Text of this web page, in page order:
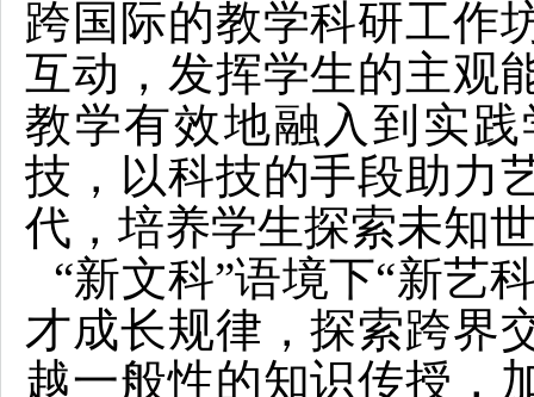
跨国际的教学科研工作
互动，发挥学生的主观
教学有效地融入到实
技，以科技的手段助力
代，培养学生探索未知
“新文科”语境下“新艺
才成长规律，探索跨界
越一般性的知识传授，